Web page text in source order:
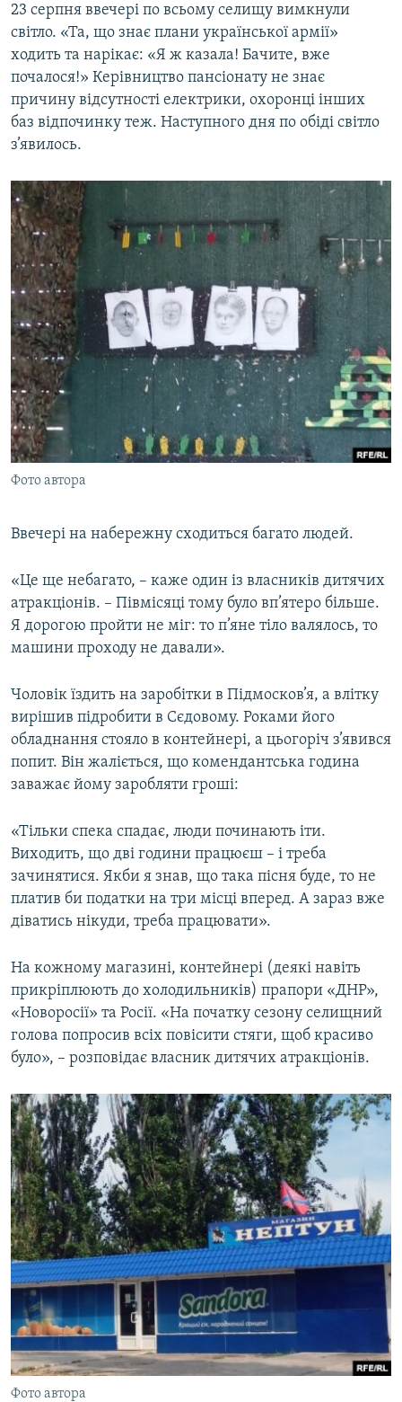
23 серпня ввечері по всьому селищу вимкнули
світло. «Та, що знає плани української армії»
ходить та нарікає: «Я ж казала! Бачите, вже
почалося!» Керівництво пансіонату не знає
причину відсутності електрики, охоронці інших
баз відпочинку теж. Наступного дня по обіді світло
з’явилось.
Фото автора
Ввечері на набережну сходиться багато людей.
«Це ще небагато, – каже один із власників дитячих
атракціонів. – Півмісяці тому було вп’ятеро більше.
Я дорогою пройти не міг: то п’яне тіло валялось, то
машини проходу не давали».
Чоловік їздить на заробітки в Підмосков’я, а влітку
вирішив підробити в Сєдовому. Роками його
обладнання стояло в контейнері, а цьогоріч з’явився
попит. Він жаліється, що комендантська година
заважає йому заробляти гроші:
«Тільки спека спадає, люди починають іти.
Виходить, що дві години працюєш – і треба
зачинятися. Якби я знав, що така пісня буде, то не
платив би податки на три місці вперед. А зараз вже
діватись нікуди, треба працювати».
На кожному магазині, контейнері (деякі навіть
прикріплюють до холодильників) прапори «ДНР»,
«Новоросії» та Росії. «На початку сезону селищний
голова попросив всіх повісити стяги, щоб красиво
було», – розповідає власник дитячих атракціонів.
Фото автора